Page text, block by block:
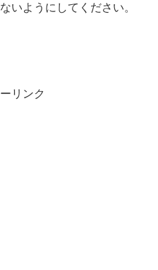
いようにしてください。
リンク